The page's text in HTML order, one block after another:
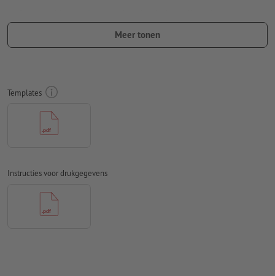
Lettertypesmoeten volledig worden ingesloten of omgezet
Kleurmodus:
Spel- en zetfouten
Overdrukinstellingen
Inhoud vanformuliervelden
Hoe maak ik afdrukgegevens correct?
Meer tonen
Templates
Instructies voor drukgegevens